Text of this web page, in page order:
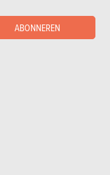
ABONNEREN
parkeerschijf op het
30 moet je 17 uur
"uitgezonderd
zichtbaar achter